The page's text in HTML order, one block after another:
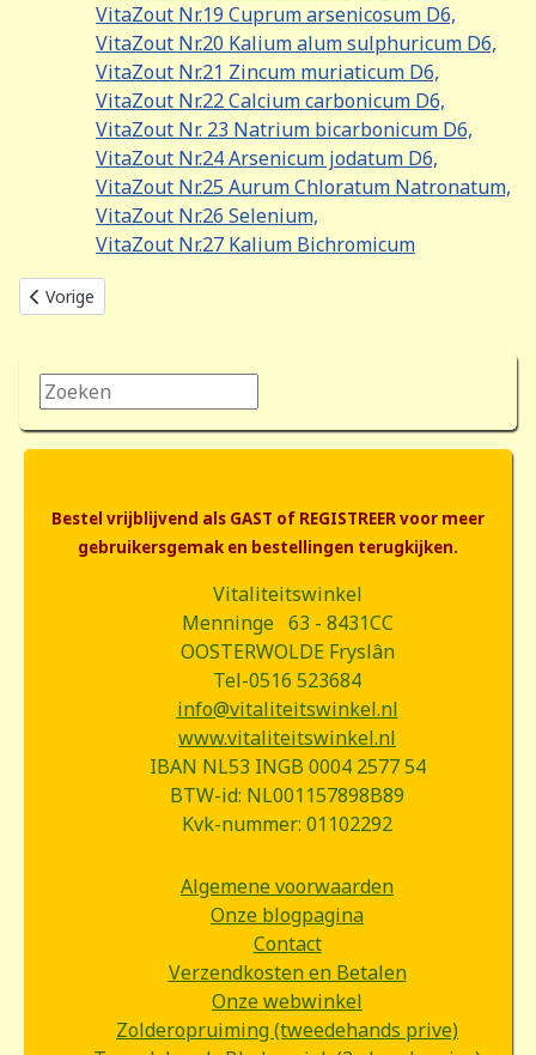
VitaZout Nr.19 Cuprum arsenicosum D6,
VitaZout Nr.20 Kalium alum sulphuricum D6,
VitaZout Nr.21 Zincum muriaticum D6,
VitaZout Nr.22 Calcium carbonicum D6,
VitaZout Nr. 23 Natrium bicarbonicum D6,
VitaZout Nr.24 Arsenicum jodatum D6,
VitaZout Nr.25 Aurum Chloratum Natronatum,
VitaZout Nr.26 Selenium,
VitaZout Nr.27 Kalium Bichromicum
Vorig artikel: Selfheal-Huidcreme
Vorige
Zoeken...
Bestel vrijblijvend als GAST of REGISTREER voor meer
gebruikersgemak en bestellingen terugkijken.
Vitaliteitswinkel
Menninge 63 - 8431CC
OOSTERWOLDE Fryslân
Tel-0516 523684
info@vitaliteitswinkel.nl
www.vitaliteitswinkel.nl
IBAN NL53 INGB 0004 2577 54
BTW-id: NL001157898B89
Kvk-nummer: 01102292
Algemene voorwaarden
Onze blogpagina
Contact
Verzendkosten en Betalen
Onze webwinkel
Zolderopruiming (tweedehands prive)